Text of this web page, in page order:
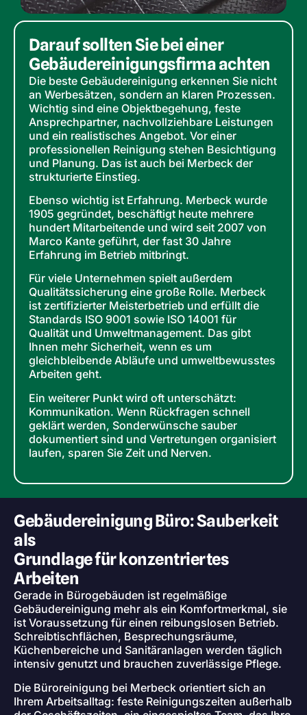
Darauf sollten Sie bei einer
Gebäudereinigungs­firma achten
Die beste Gebäudereinigung erkennen Sie nicht
an Werbesätzen, sondern an klaren Prozessen.
Wichtig sind eine Objektbegehung, feste
Ansprechpartner, nachvollziehbare Leistungen
und ein realistisches Angebot. Vor einer
professionellen Reinigung stehen Besichtigung
und Planung. Das ist auch bei Merbeck der
strukturierte Einstieg.
Ebenso wichtig ist Erfahrung. Merbeck wurde
1905 gegründet, beschäftigt heute mehrere
hundert Mitarbeitende und wird seit 2007 von
Marco Kante geführt, der fast 30 Jahre
Erfahrung im Betrieb mitbringt.
Für viele Unternehmen spielt außerdem
Qualitätssicherung eine große Rolle. Merbeck
ist zertifizierter Meisterbetrieb und erfüllt die
Standards ISO 9001 sowie ISO 14001 für
Qualität und Umweltmanagement. Das gibt
Ihnen mehr Sicherheit, wenn es um
gleichbleibende Abläufe und umweltbewusstes
Arbeiten geht.
Ein weiterer Punkt wird oft unterschätzt:
Kommunikation. Wenn Rückfragen schnell
geklärt werden, Sonderwünsche sauber
dokumentiert sind und Vertretungen organisiert
laufen, sparen Sie Zeit und Nerven.
Gebäudereinigung Büro: Sauberkeit
als
Grundlage für konzentriertes
Arbeiten
Gerade in Bürogebäuden ist regelmäßige
Gebäudereinigung mehr als ein Komfortmerkmal, sie
ist Voraussetzung für einen reibungslosen Betrieb.
Schreibtischflächen, Besprechungsräume,
Küchenbereiche und Sanitäranlagen werden täglich
intensiv genutzt und brauchen zuverlässige Pflege.
Die Büroreinigung bei Merbeck orientiert sich an
Ihrem Arbeitsalltag: feste Reinigungszeiten außerhalb